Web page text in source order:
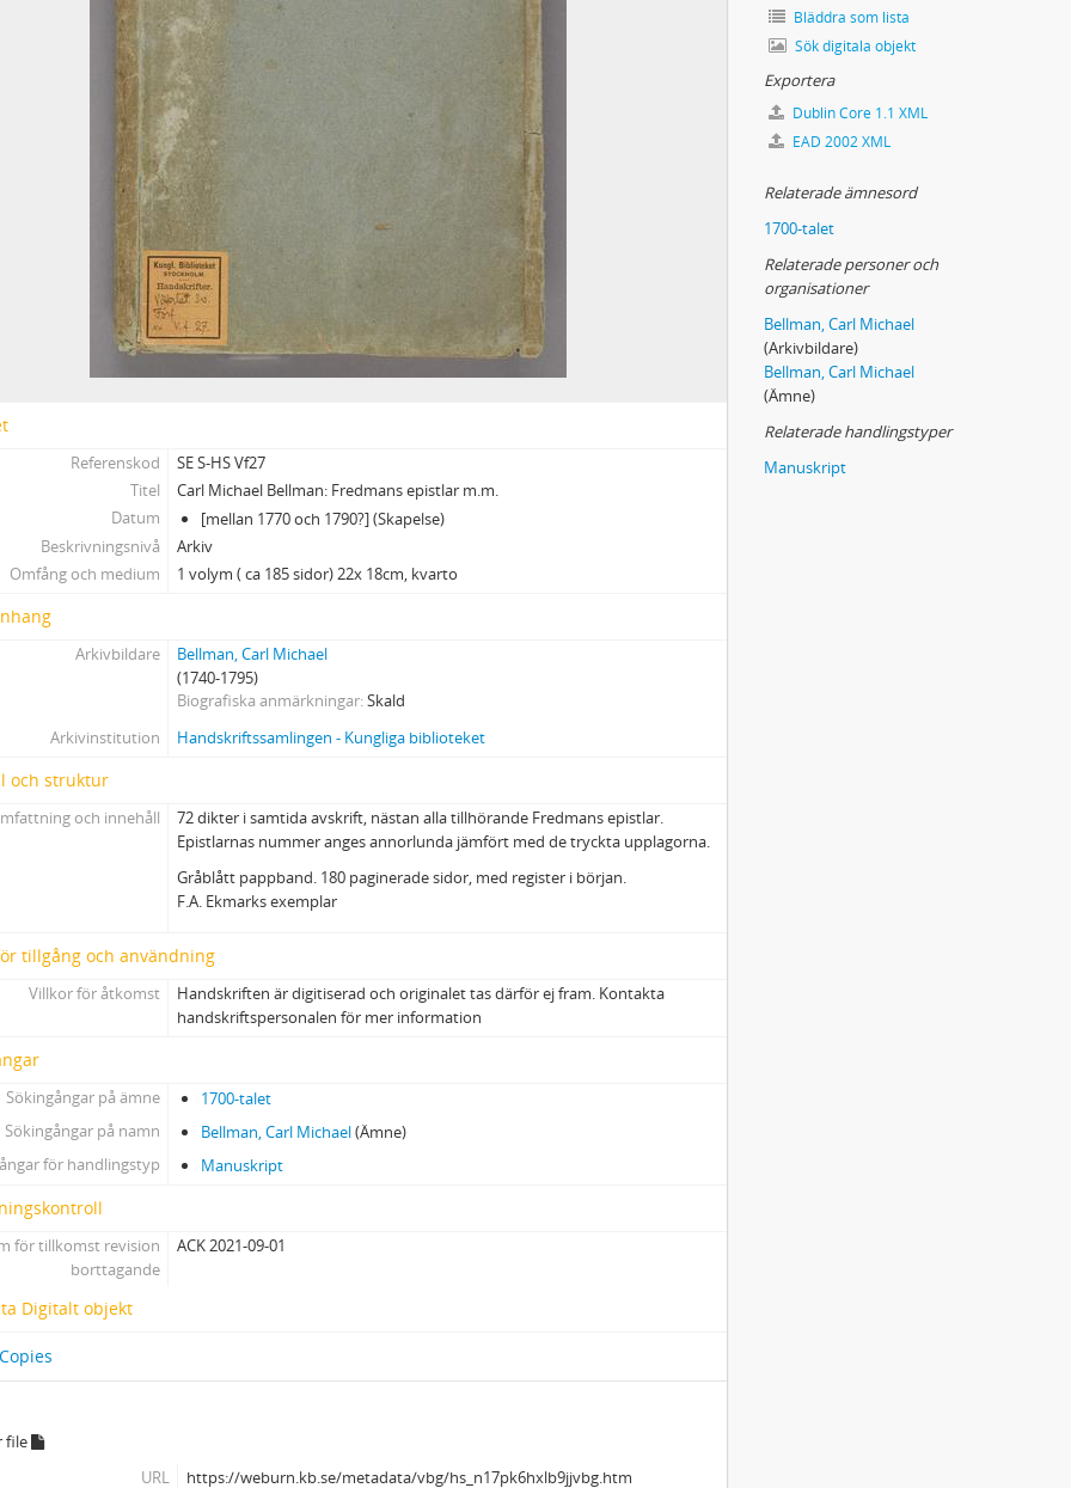
Referenskod
SE S-HS Vf27
Titel
Carl Michael Bellman: Fredmans epistlar m.m.
Datum
[mellan 1770 och 1790?] (Skapelse)
Beskrivningsnivå
Arkiv
Omfång och medium
1 volym ( ca 185 sidor) 22x 18cm, kvarto
Arkivbildare
Bellman, Carl Michael
(1740-1795)
Biografiska anmärkningar Skald
Arkivinstitution
Handskriftssamlingen - Kungliga biblioteket
och struktur
och innehåll
72 dikter i samtida avskrift, nästan alla tillhörande Fredmans epistlar.
Epistlarnas nummer anges annorlunda jämfört med de tryckta upplagorna.
Gråblått pappband. 180 paginerade sidor, med register i början.
F.A. Ekmarks exemplar
tillgång och användning
Villkor för åtkomst
Handskriften är digitiserad och originalet tas därför ej fram. Kontakta
handskriftspersonalen för mer information
Sökingångar på ämne
1700-talet
Sökingångar på namn
Bellman, Carl Michael(Ämne)
för handlingstyp
Manuskript
för tillkomst revision
borttagande
ACK 2021-09-01
Digitalt objekt
file
URL
https://weburn.kb.se/metadata/vbg/hs_n17pk6hxlb9jjvbg.htm
Bläddra som lista
Sök digitala objekt
Exportera
Dublin Core 1.1 XML
EAD 2002 XML
Relaterade ämnesord
1700-talet
Relaterade personer och
organisationer
Bellman, Carl Michael
(Arkivbildare)
Bellman, Carl Michael
(Ämne)
Relaterade handlingstyper
Manuskript